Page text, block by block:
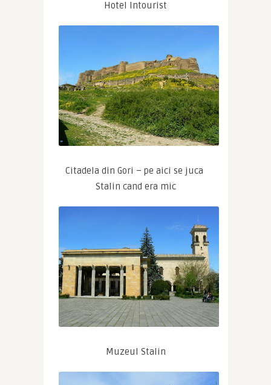
Hotel Intourist
Citadela din Gori – pe aici se juca
Stalin cand era mic
Muzeul Stalin